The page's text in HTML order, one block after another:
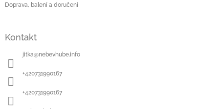
Doprava, balení a doručení
Kontakt
jitka@nebevhube.info
+420731990167
+420731990167